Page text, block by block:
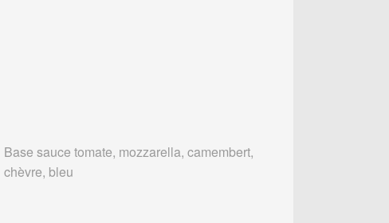
Base sauce tomate, mozzarella, camembert,
chèvre, bleu